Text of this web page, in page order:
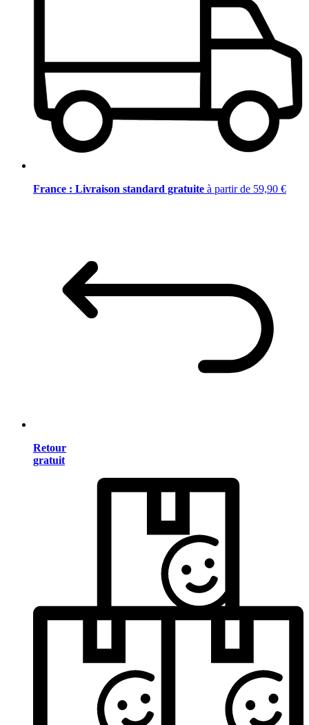
France : Livraison standard gratuite à partir de 59,90 €
Retour
gratuit